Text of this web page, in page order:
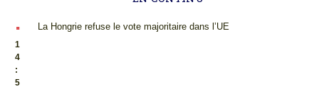
.
1
4
:
5
La Hongrie refuse le vote majoritaire dans l’UE